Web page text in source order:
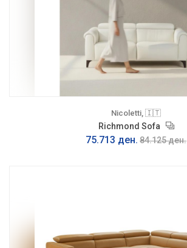
Nicoletti, 🇮🇹
Richmond Sofa
75.713 ден. 84.125 ден.